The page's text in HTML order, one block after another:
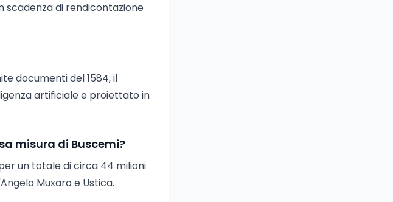
scadenza di rendicontazione
documenti del 1584, il
artificiale e proiettato in
misura di Buscemi?
un totale di circa 44 milioni
Muxaro e Ustica.